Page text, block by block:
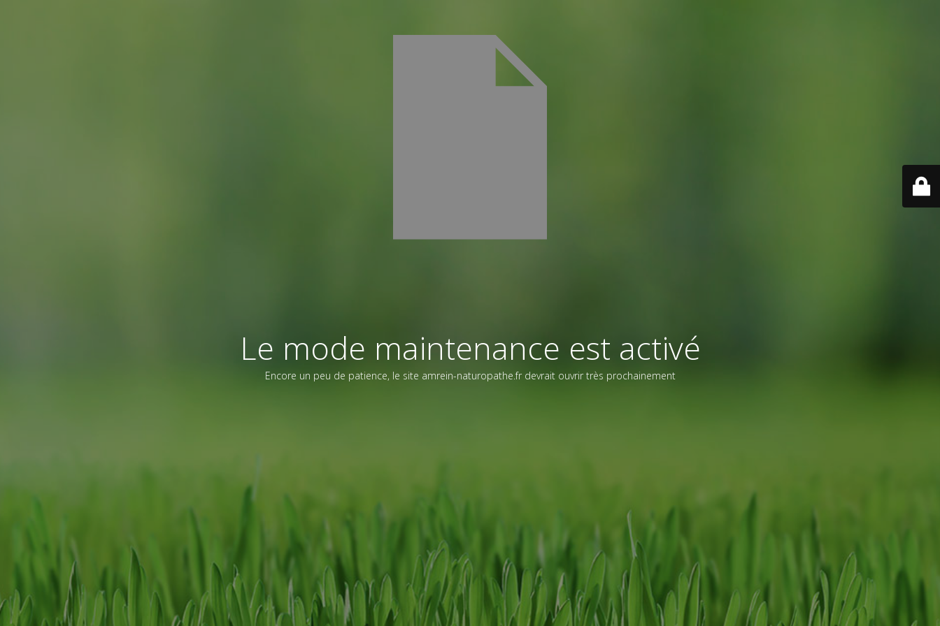
Le mode maintenance est activé
Encore un peu de patience, le site amrein-naturopathe.fr devrait ouvrir très prochainement